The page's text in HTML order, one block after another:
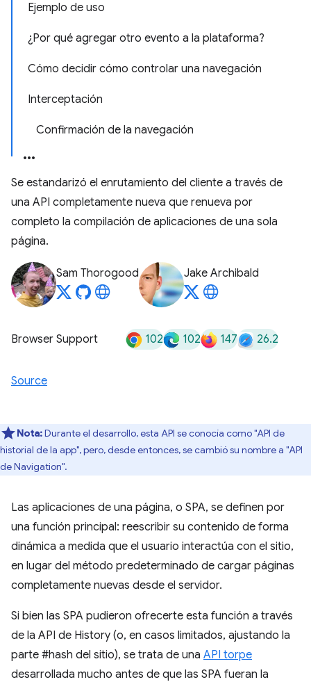
Ejemplo de uso
¿Por qué agregar otro evento a la plataforma?
Cómo decidir cómo controlar una navegación
Interceptación
Confirmación de la navegación
Se estandarizó el enrutamiento del cliente a través de
una API completamente nueva que renueva por
completo la compilación de aplicaciones de una sola
página.
Sam Thorogood Jake Archibald
Browser Support 102 102 147 26.2
Source
Nota:Durante el desarrollo, esta API se conocía como "API de
historial de la app", pero, desde entonces, se cambió su nombre a "API
de Navigation".
Las aplicaciones de una página, o SPA, se definen por
una función principal: reescribir su contenido de forma
dinámica a medida que el usuario interactúa con el sitio,
en lugar del método predeterminado de cargar páginas
completamente nuevas desde el servidor.
Si bien las SPA pudieron ofrecerte esta función a través
de la API de History (o, en casos limitados, ajustando la
parte #hash del sitio), se trata de una API torpe
desarrollada mucho antes de que las SPA fueran la